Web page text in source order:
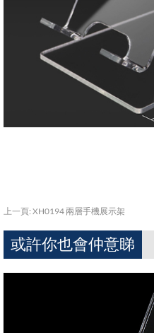
上一頁: XH0194 兩層手機展示架
或許你也會仲意睇